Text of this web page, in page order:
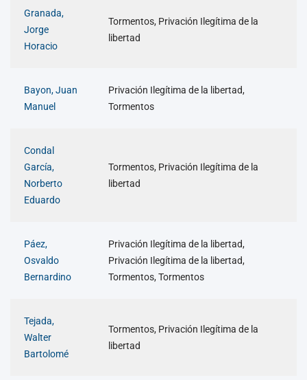
Granada,
Jorge
Horacio
Tormentos, Privación Ilegítima de la
libertad
Bayon, Juan
Manuel
Privación Ilegítima de la libertad,
Tormentos
Condal
García,
Norberto
Eduardo
Tormentos, Privación Ilegítima de la
libertad
Páez,
Osvaldo
Bernardino
Privación Ilegítima de la libertad,
Privación Ilegítima de la libertad,
Tormentos, Tormentos
Tejada,
Walter
Bartolomé
Tormentos, Privación Ilegítima de la
libertad